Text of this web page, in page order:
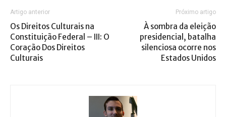
Artigo anterior
Os Direitos Culturais na
Constituição Federal – III: O
Coração Dos Direitos
Culturais
Próximo artigo
À sombra da eleição
presidencial, batalha
silenciosa ocorre nos
Estados Unidos